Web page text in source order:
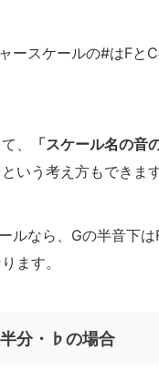
ースケールの#はFと
、
「スケール名の音
という考え方もできます
ルなら、Gの半音下
ます。
分・♭の場合